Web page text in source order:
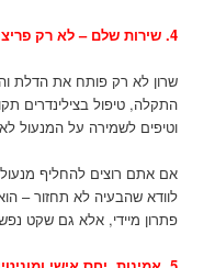
4. שירות שלם – לא רק פריצה, אלא גם תיקון ושדרוג
שרון לא רק פותח את הדלת
התקלה, טיפול בצילינדרים
וטיפים לשמירה על המנעול
אם אתם רוצים להחליף
לוודא שהבעיה לא תחזור –
פתרון מיידי, אלא גם שקט